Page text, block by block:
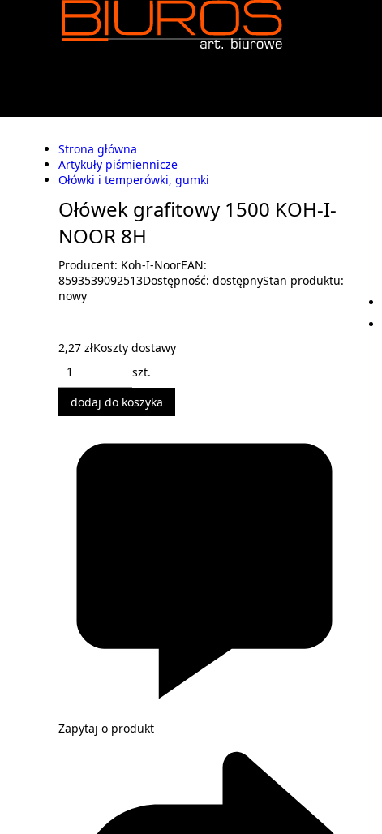
Strona główna
Artykuły piśmiennicze
Ołówki i temperówki, gumki
Ołówek grafitowy 1500 KOH-I-
NOOR 8H
Producent: Koh-I-NoorEAN:
8593539092513Dostępność: dostępnyStan produktu:
nowy
2,27 złKoszty dostawy
szt.
dodaj do koszyka
Zapytaj o produkt